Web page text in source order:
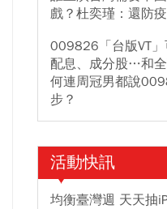
戲？杜奕瑾：還防
009826「台版VT」
配息、成分股…和
何連周冠男都說
步？
活動快訊
均衡臺灣週 天天抽